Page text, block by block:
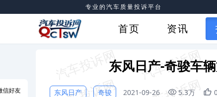
专业的汽车质量投诉平台
首页 资讯
东风日产-奇骏车
东风日产 奇骏 2021-09-26 5.3万
信好友